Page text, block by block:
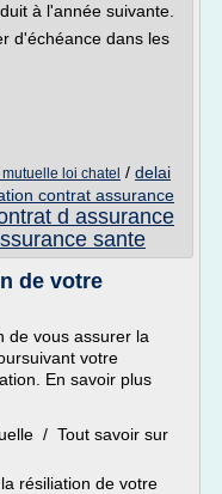
à l'année suivante.
d'échéance dans les
loi chatel / delai
contrat assurance
d assurance
sante
de votre
de vous assurer la
votre
En savoir plus
/ Tout savoir sur
résiliation de votre